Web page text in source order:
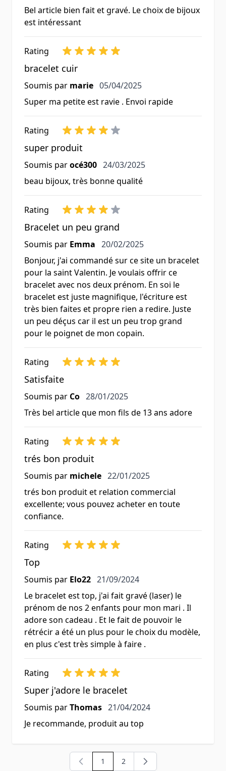
Bel article bien fait et gravé. Le choix de bijoux
est intéressant
Rating
bracelet cuir
Soumis par marie 5 avril 2025
05/04/2025
Super ma petite est ravie . Envoi rapide
Rating
super produit
Soumis parocé300 24 mars 2025
24/03/2025
beau bijoux, très bonne qualité
Rating
Bracelet un peu grand
Soumis par Emma 20 février 2025
20/02/2025
Bonjour, j'ai commandé sur ce site un bracelet
pour la saint Valentin. Je voulais offrir ce
bracelet avec nos deux prénom. En soi le
bracelet est juste magnifique, l'écriture est
très bien faites et propre rien a redire. Juste
un peu déçus car il est un peu trop grand
pour le poignet de mon copain.
Rating
Satisfaite
Soumis par Co 28 janvier 2025
28/01/2025
Très bel article que mon fils de 13 ans adore
Rating
trés bon produit
Soumis par michele 22 janvier 2025
22/01/2025
trés bon produit et relation commercial
excellente; vous pouvez acheter en toute
confiance.
Rating
Top
Soumis par Elo22 21 septembre 2024
21/09/2024
Le bracelet est top, j'ai fait gravé (laser) le
prénom de nos 2 enfants pour mon mari . Il
adore son cadeau . Et le fait de pouvoir le
rétrécir a été un plus pour le choix du modèle,
en plus c'est très simple à faire .
Rating
Super j'adore le bracelet
Soumis parThomas 21 avril 2024
21/04/2024
Je recommande, produit au top
Vous lisez actuellement la page
1 Page
2